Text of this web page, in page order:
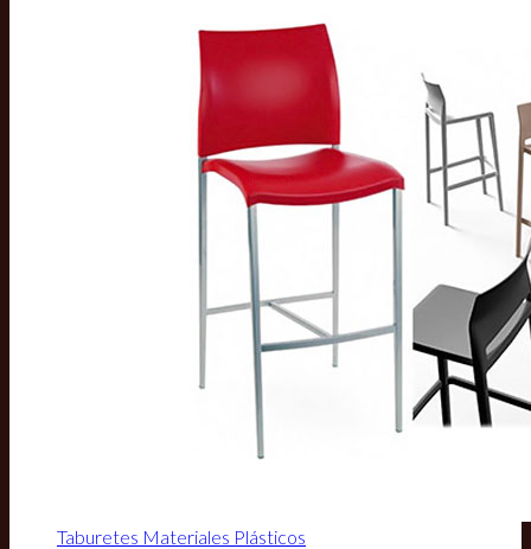
Taburetes Materiales Plásticos